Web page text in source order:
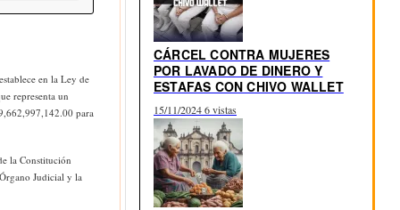
en la Ley de
representa un
para
la Constitución
Judicial y la
CÁRCEL CONTRA MUJERES
POR LAVADO DE DINERO Y
ESTAFAS CON CHIVO WALLET
15/11/20246 vistas